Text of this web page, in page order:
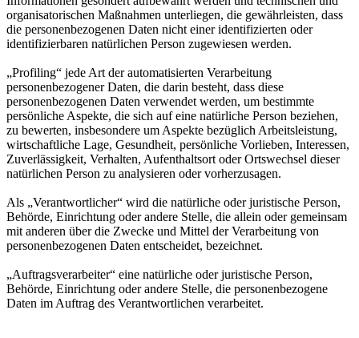
organisatorischen Maßnahmen unterliegen, die gewährleisten, dass
die personenbezogenen Daten nicht einer identifizierten oder
identifizierbaren natürlichen Person zugewiesen werden.
„Profiling“ jede Art der automatisierten Verarbeitung
personenbezogener Daten, die darin besteht, dass diese
personenbezogenen Daten verwendet werden, um bestimmte
persönliche Aspekte, die sich auf eine natürliche Person beziehen,
zu bewerten, insbesondere um Aspekte bezüglich Arbeitsleistung,
wirtschaftliche Lage, Gesundheit, persönliche Vorlieben, Interessen,
Zuverlässigkeit, Verhalten, Aufenthaltsort oder Ortswechsel dieser
natürlichen Person zu analysieren oder vorherzusagen.
Als „Verantwortlicher“ wird die natürliche oder juristische Person,
Behörde, Einrichtung oder andere Stelle, die allein oder gemeinsam
mit anderen über die Zwecke und Mittel der Verarbeitung von
personenbezogenen Daten entscheidet, bezeichnet.
„Auftragsverarbeiter“ eine natürliche oder juristische Person,
Behörde, Einrichtung oder andere Stelle, die personenbezogene
Daten im Auftrag des Verantwortlichen verarbeitet.